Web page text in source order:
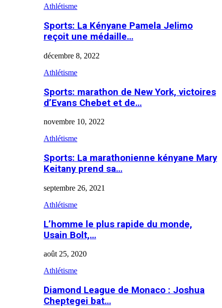
Athlétisme
Sports: La Kényane Pamela Jelimo
reçoit une médaille…
décembre 8, 2022
Athlétisme
Sports: marathon de New York, victoires
d’Evans Chebet et de…
novembre 10, 2022
Athlétisme
Sports: La marathonienne kényane Mary
Keitany prend sa…
septembre 26, 2021
Athlétisme
L’homme le plus rapide du monde,
Usain Bolt,…
août 25, 2020
Athlétisme
Diamond League de Monaco : Joshua
Cheptegei bat…